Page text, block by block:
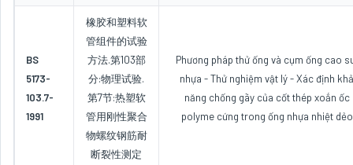
BS
5173-
103.7-
1991
橡胶和塑料软
管组件的试验
方法.第103部
分:物理试验.
第7节:热塑软
管用刚性聚合
物螺纹钢筋耐
断裂性测定
Phương pháp thử ống và cụm ống cao
nhựa - Thử nghiệm vật lý - Xác định khả
năng chống gãy của cốt thép xoắn ốc
polyme cứng trong ống nhựa nhiệt dẻo